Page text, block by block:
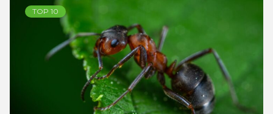
TOP 10